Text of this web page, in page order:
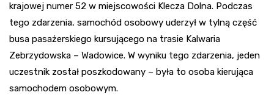
krajowej numer 52 w miejscowości Klecza Dolna. Podczas
tego zdarzenia, samochód osobowy uderzył w tylną część
busa pasażerskiego kursującego na trasie Kalwaria
Zebrzydowska – Wadowice. W wyniku tego zdarzenia, jeden
uczestnik został poszkodowany – była to osoba kierująca
samochodem osobowym.